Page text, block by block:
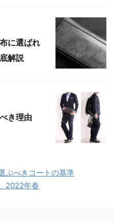
に選ばれ
解説
き理由
ぶべきコートの基準
2022年春